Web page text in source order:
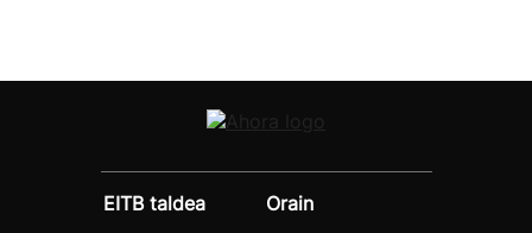
EITB taldea
Orain